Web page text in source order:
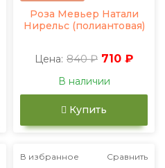
Роза Мевьер Натали
Нирельс (полиантовая)
Цена: 840 ₽ 710 ₽
В наличии
Купить
В избранное Сравнить